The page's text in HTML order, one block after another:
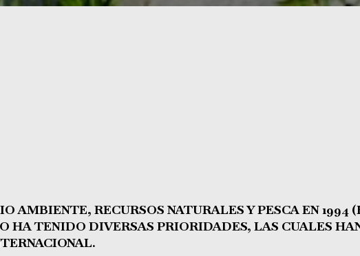
AMBIENTE, RECURSOS NATURALES Y PESCA EN 1994
TENIDO DIVERSAS PRIORIDADES, LAS CUALES